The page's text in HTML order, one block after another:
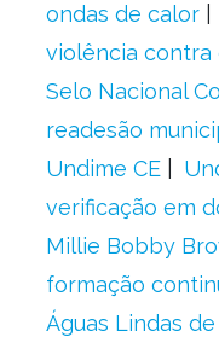
ondas de calor
violência contra
Selo Nacional
readesão
Undime CE
verificação em
Millie Bobby
formação
Águas Lindas de